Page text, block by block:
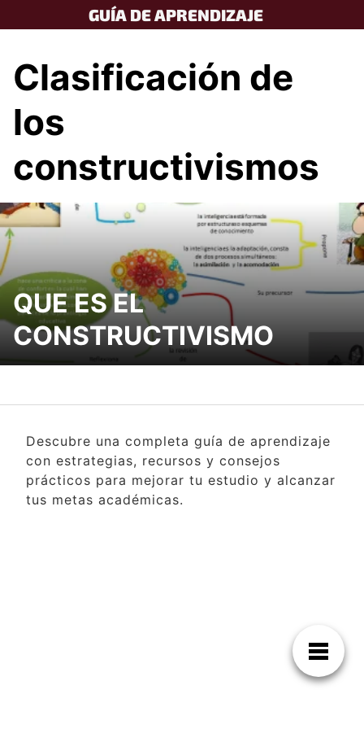
to
GUÍA DE APRENDIZAJE
Clasificación de
los
constructivismos
QUE ES EL
CONSTRUCTIVISMO
Descubre una completa guía de aprendizaje
con estrategias, recursos y consejos
prácticos para mejorar tu estudio y alcanzar
tus metas académicas.